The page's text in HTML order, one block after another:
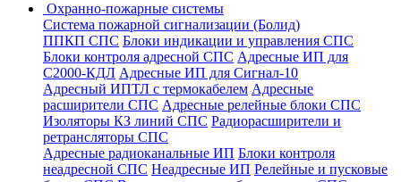
Охранно-пожарные системы
Система пожарной сигнализации (Болид)
ППКП СПС Блоки индикации и управления СПС
Блоки контроля адресной СПС Адресные ИП для
С2000-КДЛ Адресные ИП для Сигнал-10
Адресный ИПТЛ с термокабелем Адресные
расширители СПС Адресные релейные блоки СПС
Изоляторы КЗ линий СПС Радиорасширители и
ретрансляторы СПС
Адресные радиоканальные ИП Блоки контроля
неадресной СПС Неадресные ИП Релейные и пусковые